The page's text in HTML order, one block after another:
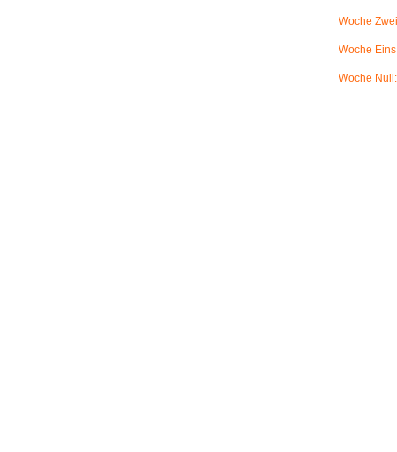
Woche
Woche
Woche